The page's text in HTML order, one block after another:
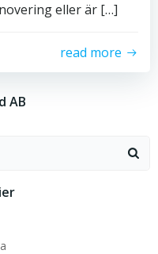
eller är […]
read more
AB